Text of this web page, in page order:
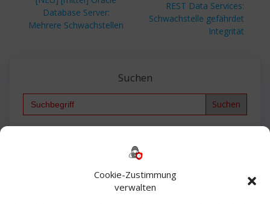
Cookie-Zustimmung
verwalten
Beitrag:
Database Server:
Mehrere Schwachstellen
Beitrag:
REST Data Services:
Schwachstelle gefährdet
Integrität
Suchen
Search
Bautagebuch
Exchange firewall Fritzbox
Microsoft